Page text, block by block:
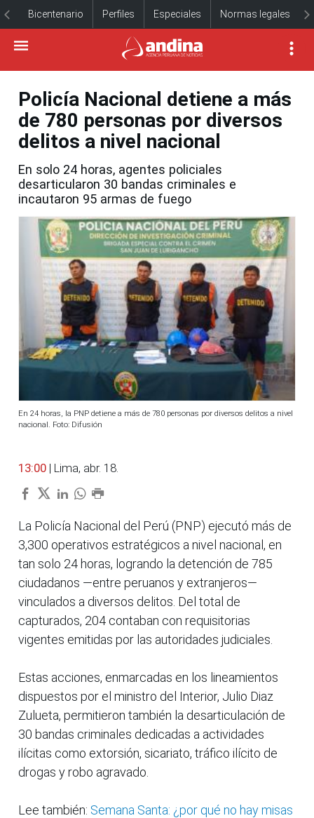
Bicentenario Perfiles Especiales Normas legales
Policía Nacional detiene a más
de 780 personas por diversos
delitos a nivel nacional
En solo 24 horas, agentes policiales
desarticularon 30 bandas criminales e
incautaron 95 armas de fuego
En 24 horas, la PNP detiene a más de 780 personas por diversos delitos a nivel
nacional. Foto: Difusión
13:00 | Lima, abr. 18.
La Policía Nacional del Perú (PNP) ejecutó más de
3,300 operativos estratégicos a nivel nacional, en
tan solo 24 horas, logrando la detención de 785
ciudadanos —entre peruanos y extranjeros—
vinculados a diversos delitos. Del total de
capturados, 204 contaban con requisitorias
vigentes emitidas por las autoridades judiciales.
Estas acciones, enmarcadas en los lineamientos
dispuestos por el ministro del Interior, Julio Diaz
Zulueta, permitieron también la desarticulación de
30 bandas criminales dedicadas a actividades
ilícitas como extorsión, sicariato, tráfico ilícito de
drogas y robo agravado.
Lee también: Semana Santa: ¿por qué no hay misas